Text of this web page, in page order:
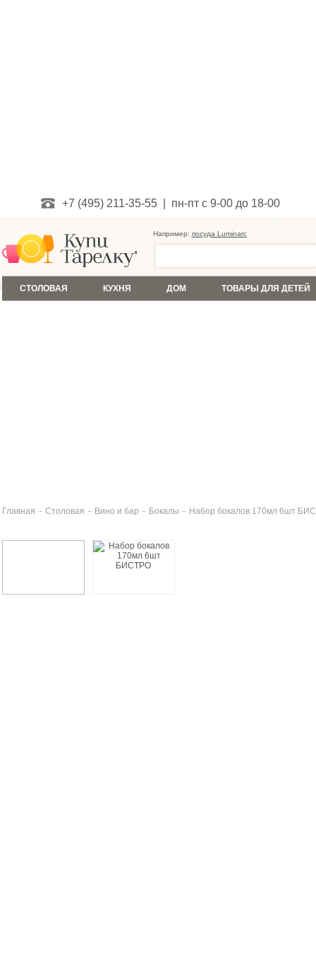
+7 (495) 211-35-55 | пн-пт с 9-00 до 18-00
Например: посуда Luminarc
СТОЛОВАЯ КУХНЯ ДОМ ТОВАРЫ ДЛЯ ДЕТЕЙ
Главная - Столовая - Вино и бар - Бокалы - Набор бокалов 170мл 6шт
рюмок 60мл 3шт БИСТРО